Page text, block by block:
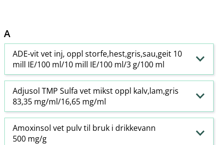
A
ADE-vit vet inj, oppl storfe,hest,gris,sau,geit 10
mill IE/100 ml/10 mill IE/100 ml/3 g/100 ml
Adjusol TMP Sulfa vet mikst oppl kalv,lam,gris
83,35 mg/ml/16,65 mg/ml
Amoxinsol vet pulv til bruk i drikkevann
500 mg/g